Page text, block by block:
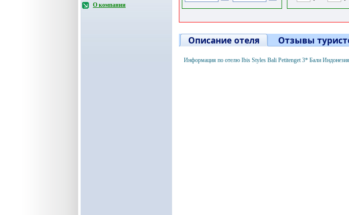
О компании
Описание отеля Отзывы
Информация по отелю Ibis Styles Bali Petitenget 3* Бали